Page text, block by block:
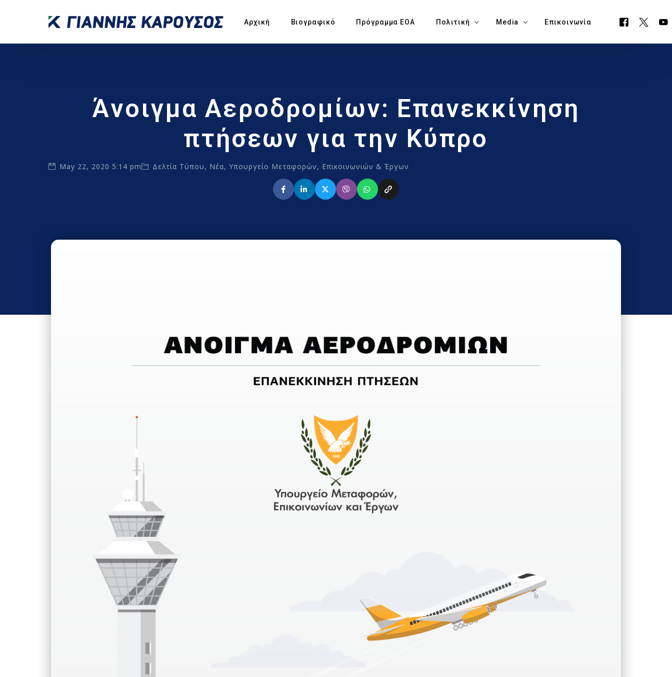
Αρχική Βιογραφικό Πρόγραμμα ΕΟΑ Πολιτική
Υπουργείο Μεταφορών, Επικοινωνιών & Έργων
Media
Δελτία Τύπου
Επικοινωνία
Άνοιγμα Αεροδρομίων: Επανεκκίνηση
πτήσεων για την Κύπρο
May 22, 2020 5:14 pm Δελτία Τύπου, Νέα,Υπουργείο Μεταφορών, Επικοινωνιών & Έργων